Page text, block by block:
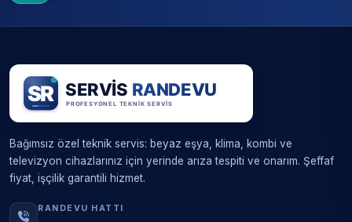
Bağımsız özel teknik servis: beyaz eşya, klima, kombi ve
televizyon cihazlarınız için yerinde arıza tespiti ve onarım. Şeffaf
fiyat, işçilik garantili hizmet.
RANDEVU HATTI